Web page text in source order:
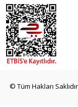
© Tüm Hakları